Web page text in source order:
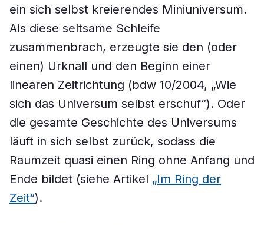
ein sich selbst kreierendes Miniuniversum.
Als diese seltsame Schleife
zusammenbrach, erzeugte sie den (oder
einen) Urknall und den Beginn einer
linearen Zeitrichtung (bdw 10/2004, „Wie
sich das Universum selbst erschuf“). Oder
die gesamte Geschichte des Universums
läuft in sich selbst zurück, sodass die
Raumzeit quasi einen Ring ohne Anfang und
Ende bildet (siehe Artikel „Im Ring der
Zeit“).